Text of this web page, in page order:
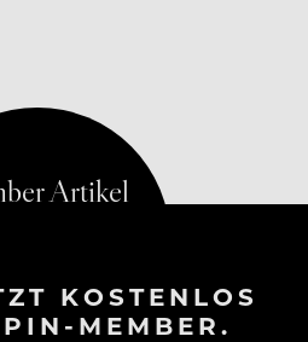
KOSTENLOS
MEMBER.